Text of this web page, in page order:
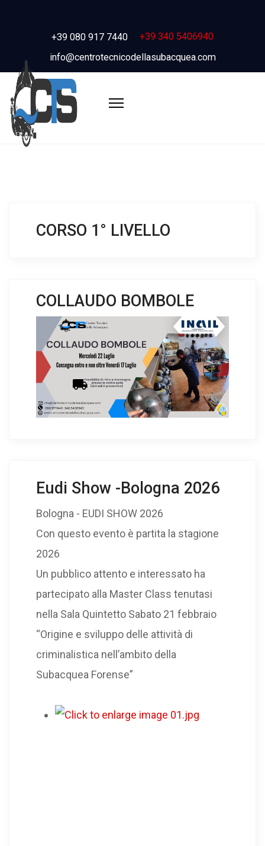
+39 080 917 7440
+39 340 5406940
info@centrotecnicodellasubacquea.com
CORSO 1° LIVELLO
COLLAUDO BOMBOLE
Eudi Show -Bologna 2026
Bologna - EUDI SHOW 2026
Con questo evento è partita la stagione
2026
Un pubblico attento e interessato ha
partecipato alla Master Class tenutasi
nella Sala Quintetto Sabato 21 febbraio
“Origine e sviluppo delle attività di
criminalistica nell’ambito della
Subacquea Forense”